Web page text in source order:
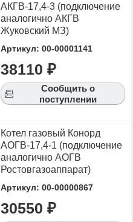
АКГВ-17,4-3 (подключение
аналогично АКГВ
Жуковский МЗ)
Артикул: 00-00001141
38110 ₽
Сообщить о
поступлении
Котел газовый Конорд
АОГВ-17,4-1 (подключение
аналогично АОГВ
Ростовгазоаппарат)
Артикул: 00-00000867
30550 ₽